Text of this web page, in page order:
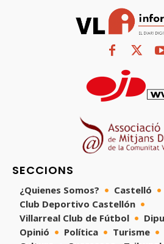
SECCIONS
¿Quienes Somos? Castelló
Club Deportivo Castellón
Villarreal Club de Fútbol
Opinió
Política Turisme